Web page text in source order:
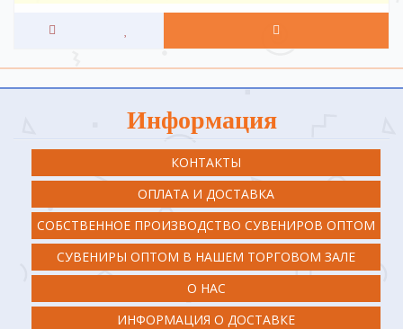
Информация
КОНТАКТЫ
ОПЛАТА И ДОСТАВКА
СОБСТВЕННОЕ ПРОИЗВОДСТВО СУВЕНИРОВ ОПТОМ
СУВЕНИРЫ ОПТОМ В НАШЕМ ТОРГОВОМ ЗАЛЕ
О НАС
ИНФОРМАЦИЯ О ДОСТАВКЕ